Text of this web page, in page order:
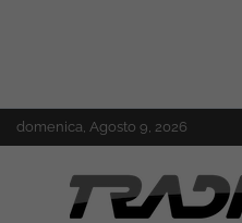
Skip
to
domenica, Agosto 9, 2026